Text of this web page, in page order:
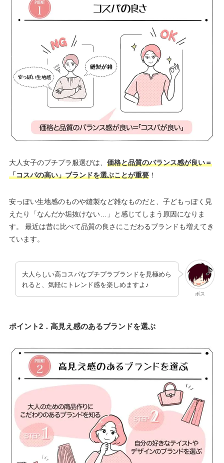
大人女子のプチプラ服選びは、 価格と品質のバランス感が良い＝
「コスパの高い」ブランドを選ぶことが重要！
安っぽい生地感のものや縫製など雑なものだと、子どもっぽく見
えたり「なんだか垢抜けない…」と感じてしまう原因になりま
す。 最近は昔に比べて品質の良さにこだわるブランドも増えてき
ています。
ボス
大人らしい高コスパなプチプラブランドを見極めら
れると、気軽にトレンド感を楽しめますよ♪
ポイント2．高見え感のあるブランドを選ぶ